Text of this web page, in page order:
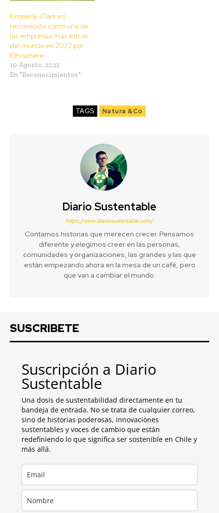
Kimberly-Clark es
reconocida como una de
las empresas más éticas
del mundo en 2022 por
Ethisphere
10 Agosto, 2022
En "Reconocimientos"
TAGS Natura &Co
Diario Sustentable
https://www.diariosustentable.com/
Contamos historias que merecen crecer. Pensamos
diferente y elegimos creer en las personas,
comunidades y organizaciones, las grandes y las que
están empezando ahora en la mesa de un café, pero
que van a cambiar el mundo.
SUSCRIBETE
Suscripción a Diario
Sustentable
Una dosis de sustentabilidad directamente en tu
bandeja de entrada. No se trata de cualquier correo,
sino de historias poderosas, innovaciones
sustentables y voces de cambio que están
redefiniendo lo que significa ser sostenible en Chile y
más allá.